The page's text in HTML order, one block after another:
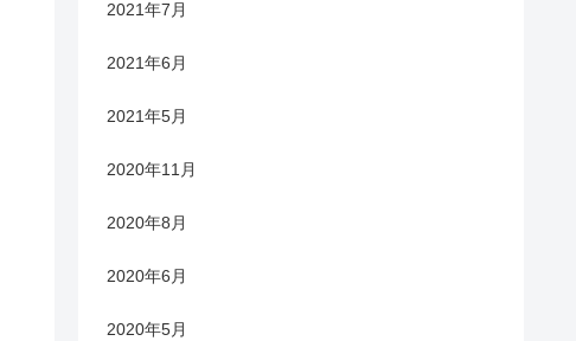
2021年7月
2021年6月
2021年5月
2020年11月
2020年8月
2020年6月
2020年5月